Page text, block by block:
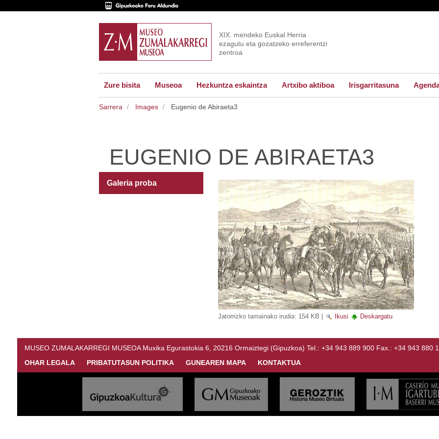
XIX. mendeko Euskal Herria
ezagutu eta gozatzeko erreferentzi
zentroa
Zure bisita Museoa Hezkuntza eskaintza Artxibo aktiboa Irisgarritasuna
Sarrera Images Eugenio de Abiraeta3
EUGENIO DE ABIRAETA3
Jatorrizko tamainako irudia: 154 KB Ikusi Deskargatu
Galeria proba
MUSEO ZUMALAKARREGI MUSEOA Muxika Egurastokia 6, 20216 Ormaiztegi (Gipuzkoa) Tel.: +34 943 889 900 Fax.: +34 943 880
OHAR LEGALA
PRIBATUTASUN POLITIKA GUNEAREN MAPA KONTAKTUA